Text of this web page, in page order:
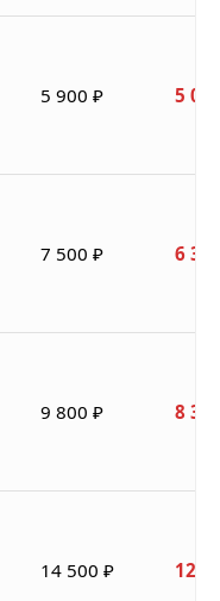
5 900 ₽ 5
7 500 ₽ 6
9 800 ₽ 8
14 500 ₽ 12